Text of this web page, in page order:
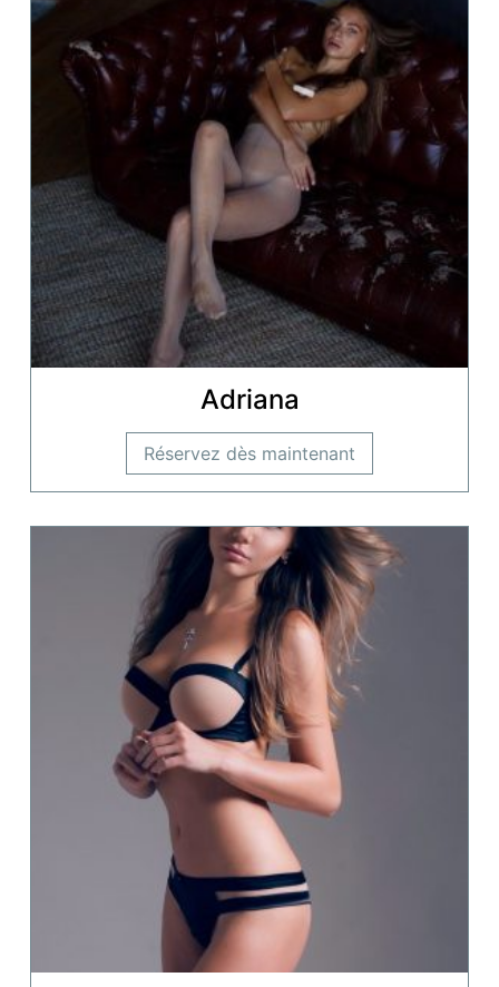
Adriana
Réservez dès maintenant